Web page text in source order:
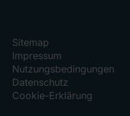
Sitemap
Impressum
Nutzungsbedingungen
Datenschutz
Cookie-Erklärung